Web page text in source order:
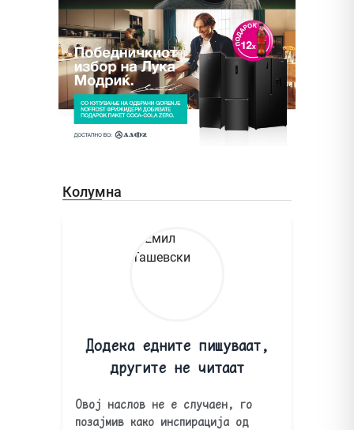
Колумна
Додека едните пишуваат,
другите не читаат
Овој наслов не е случаен, го
позајмив како инспирација од